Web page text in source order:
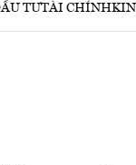
TƯTÀI CHÍNH